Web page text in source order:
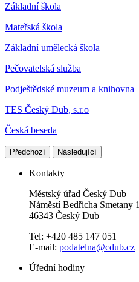
Základní škola
Mateřská škola
Základní umělecká škola
Pečovatelská služba
Podještědské muzeum a knihovna
TES Český Dub, s.r.o
Česká beseda
Předchozí Následující
Kontakty
Městský úřad Český Dub
Náměstí Bedřicha Smetany 1
46343 Český Dub
Tel: +420 485 147 051
E-mail: podatelna@cdub.cz
Úřední hodiny